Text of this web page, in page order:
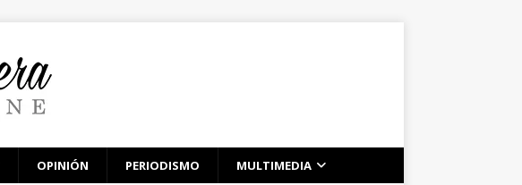
OPINIÓN PERIODISMO MULTIMEDIA